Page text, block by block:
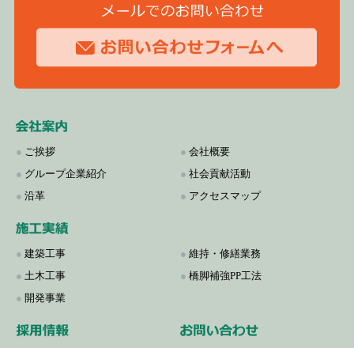
● ご挨拶
● グループ企業紹介
● 沿革
●会社概要
●社会貢献活動
● アクセスマップ
● 建築工事
● 土木工事
● 開発事業
●維持・修繕業務
●橋脚補強PP工法